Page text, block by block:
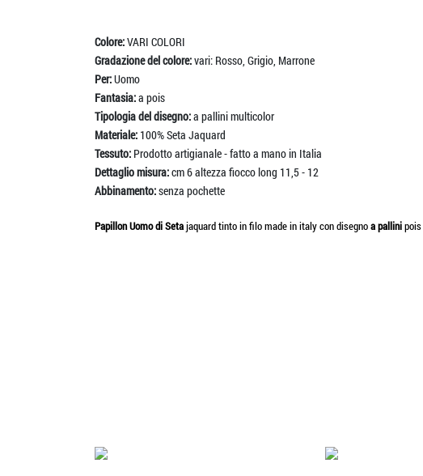
Colore:VARI COLORI
Gradazione del colore:vari: Rosso, Grigio, Marrone
Per:Uomo
Fantasia:a pois
Tipologia del disegno:a pallini multicolor
Materiale: 100% Seta Jaquard
Tessuto: Prodotto artigianale - fatto a mano in Italia
Dettaglio misura:cm 6 altezza fiocco long 11,5 - 12
Abbinamento:senza pochette
Papillon Uomo di Setajaquard tinto in filo made in italy con disegnoa pallinipois